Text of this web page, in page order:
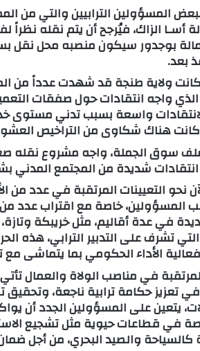
المسؤولين الترابيين والتي من
أسـا الزاك، فيُرجح أن يتم نقله نظراً
بوجدور سيكون منصبه محل نقل
بعد.
ولاية طنجة قد شهدت عدداً من
واجه انتقادات حول صفقات
واسعة بسبب تدني مستوى
هناك شكاوى من التراخيص
سوق الجملة، واجه مشروع نقله
شديدة من المجتمع المدني
نحو التعيينات المرتقبة في عدد
المسؤولين، خاصة مع اقتراب عدد من
في عدة أقاليم، مثل خريبكة
التي تشرف على التدبير الترابي، هذه
فعالية الأداء الحكومي بما يتماشى
في مناصب الولاة
تعزيز حكامة ترابية ناجعة،
يتعين على المسؤولين الجدد أن
في قطاعات حيوية مثل تشجيع
والصيد البحري، من أجل